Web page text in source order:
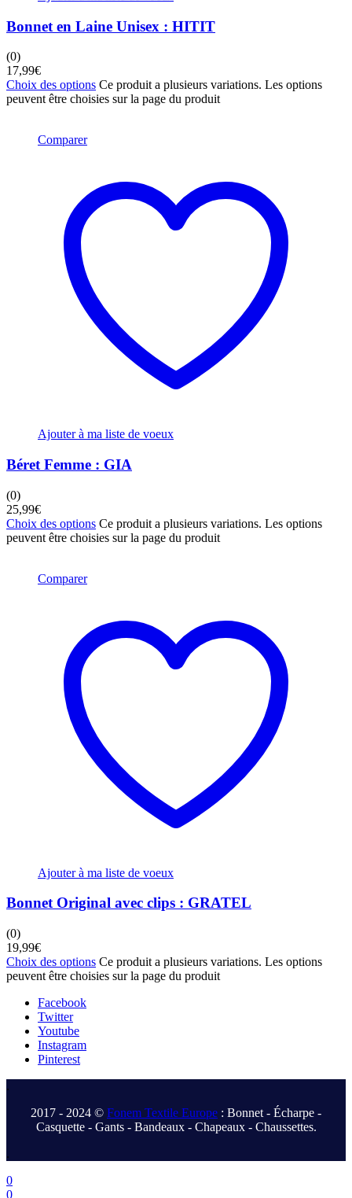
Bonnet en Laine Unisex : HITIT
(0)
17,99€
Choix des options Ce produit a plusieurs variations. Les options
peuvent être choisies sur la page du produit
Comparer
Ajouter à ma liste de voeux
Béret Femme : GIA
(0)
25,99€
Choix des options Ce produit a plusieurs variations. Les options
peuvent être choisies sur la page du produit
Comparer
Ajouter à ma liste de voeux
Bonnet Original avec clips : GRATEL
(0)
19,99€
Choix des options Ce produit a plusieurs variations. Les options
peuvent être choisies sur la page du produit
Facebook
Twitter
Youtube
Instagram
Pinterest
.
2017 - 2024 © Fonem Textile Europe : Bonnet - Écharpe -
Casquette - Gants - Bandeaux - Chapeaux - Chaussettes.
.
0
0